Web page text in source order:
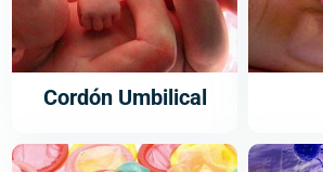
Cordón Umbilical